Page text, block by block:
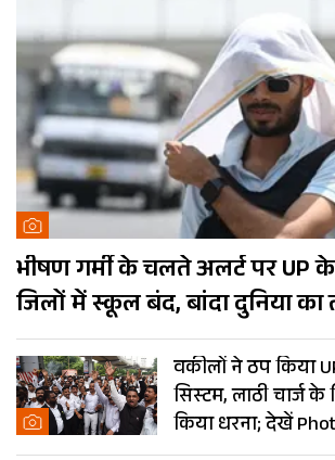
भीषण गर्मी के चलते अलर्ट पर UP
जिलों में स्कूल बंद, बांदा दुनिया
गर्म शहर
वकीलों ने ठप किया
सिस्टम, लाठी चार्ज
किया धरना; देखें